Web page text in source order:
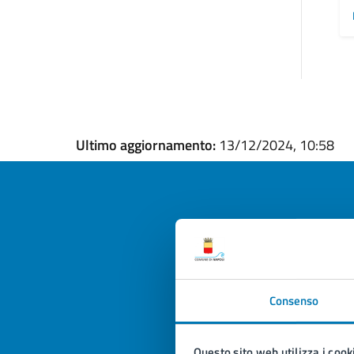
Consenso
Ultimo aggiornamento: 13/12/2024, 10:58